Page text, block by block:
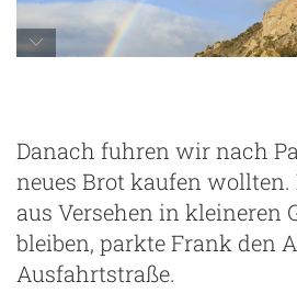
Danach fuhren wir nach
neues Brot kaufen
aus Versehen in kleineren
bleiben, parkte Frank den
Ausfahrtstraße.